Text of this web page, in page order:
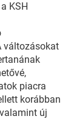
KSH
változásokat
piacra
korábban
új